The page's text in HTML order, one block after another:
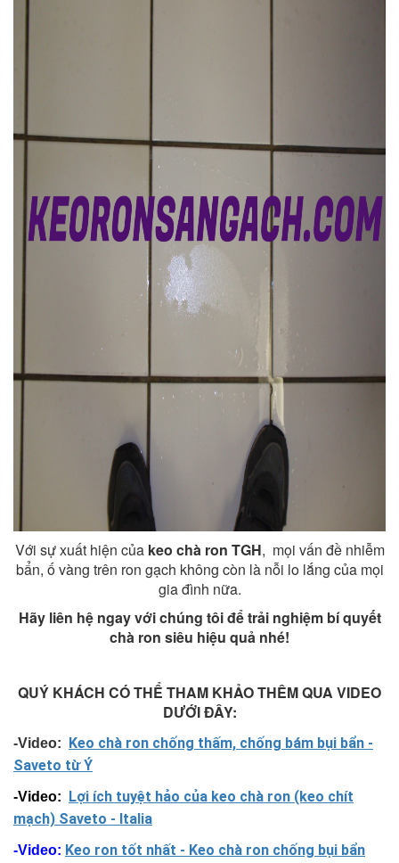
Với sự xuất hiện củakeo chà ron TGH, mọi vấn đề nhiễm
bẩn, ố vàng trên ron gạch không còn là nỗi lo lắng của mọi
gia đình nữa.
Hãy liên hệ ngay với chúng tôi để trải nghiệm bí quyết
chà ron siêu hiệu quả nhé!
QUÝ KHÁCH CÓ THỂ THAM KHẢO THÊM QUA VIDEO
DƯỚI ĐÂY:
-Video:
Keo chà ron chống thấm, chống bám bụi bẩn -
Saveto từ Ý
-Video:
Lợi ích tuyệt hảo của keo chà ron (keo chít
mạch) Saveto - Italia
-Video: Keo ron tốt nhất - Keo chà ron chống bụi bẩn